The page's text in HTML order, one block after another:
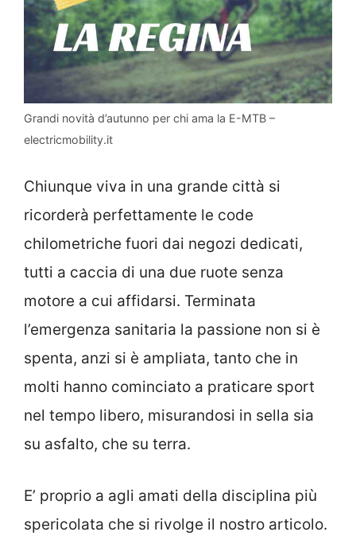
Grandi novità d’autunno per chi ama la E-MTB –
electricmobility.it
Chiunque viva in una grande città si
ricorderà perfettamente le code
chilometriche fuori dai negozi dedicati,
tutti a caccia di una due ruote senza
motore a cui affidarsi. Terminata
l’emergenza sanitaria la passione non si è
spenta, anzi si è ampliata, tanto che in
molti hanno cominciato a praticare sport
nel tempo libero, misurandosi in sella sia
su asfalto, che su terra.
E’ proprio a agli amati della disciplina più
spericolata che si rivolge il nostro articolo.